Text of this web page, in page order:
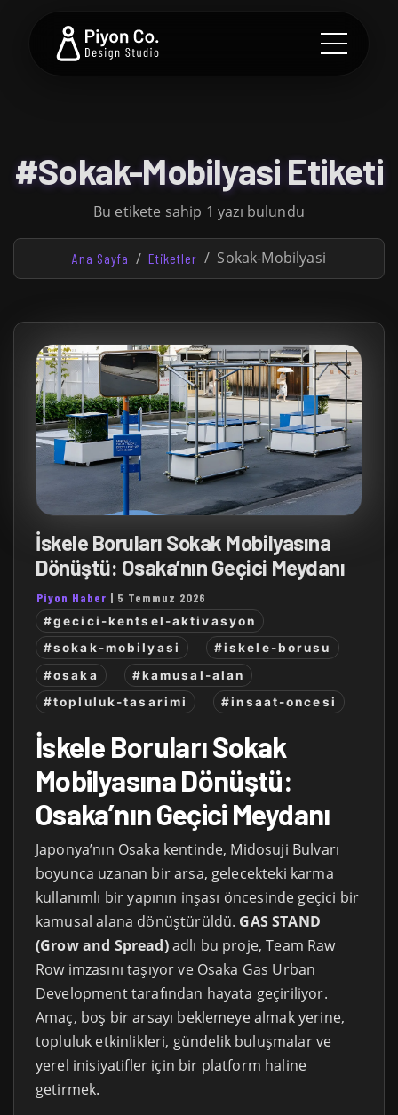
#Sokak-Mobilyasi Etiketi
Bu etikete sahip 1 yazı bulundu
Ana Sayfa Etiketler Sokak-Mobilyasi
İskele Boruları Sokak Mobilyasına
Dönüştü: Osaka’nın Geçici Meydanı
Piyon Haber | 5 Temmuz 2026
#gecici-kentsel-aktivasyon
#sokak-mobilyasi
#iskele-borusu
#osaka
#kamusal-alan
#topluluk-tasarimi
#insaat-oncesi
İskele Boruları Sokak
Mobilyasına Dönüştü:
Osaka’nın Geçici Meydanı
Japonya’nın Osaka kentinde, Midosuji Bulvarı
boyunca uzanan bir arsa, gelecekteki karma
kullanımlı bir yapının inşası öncesinde geçici bir
kamusal alana dönüştürüldü. GAS STAND
(Grow and Spread)adlı bu proje, Team Raw
Row imzasını taşıyor ve Osaka Gas Urban
Development tarafından hayata geçiriliyor.
Amaç, boş bir arsayı beklemeye almak yerine,
topluluk etkinlikleri, gündelik buluşmalar ve
yerel inisiyatifler için bir platform haline
getirmek.